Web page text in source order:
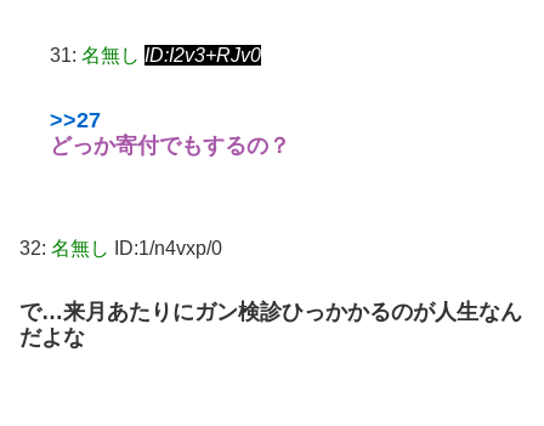
31: 名無し ID:I2v3+RJv0
>>27
どっか寄付でもするの？
32: 名無し ID:1/n4vxp/0
で…来月あたりにガン検診ひっかかるのが人生なん
だよな